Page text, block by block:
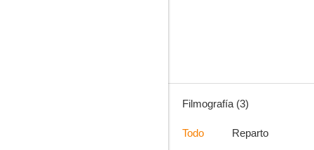
Filmografía (3)
Todo Reparto